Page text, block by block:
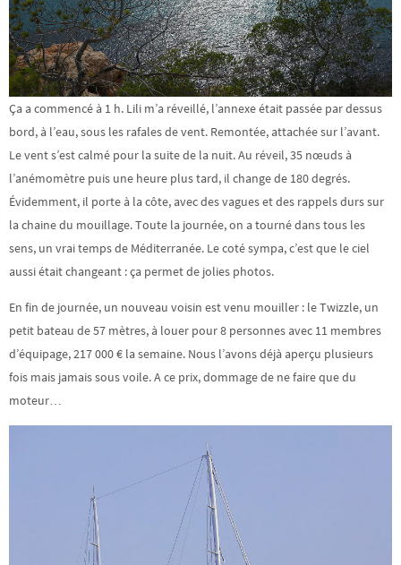
Ça a commencé à 1 h. Lili m’a réveillé, l’annexe était passée par dessus
bord, à l’eau, sous les rafales de vent. Remontée, attachée sur l’avant.
Le vent s’est calmé pour la suite de la nuit. Au réveil, 35 nœuds à
l’anémomètre puis une heure plus tard, il change de 180 degrés.
Évidemment, il porte à la côte, avec des vagues et des rappels durs sur
la chaine du mouillage. Toute la journée, on a tourné dans tous les
sens, un vrai temps de Méditerranée. Le coté sympa, c’est que le ciel
aussi était changeant : ça permet de jolies photos.
En fin de journée, un nouveau voisin est venu mouiller : le Twizzle, un
petit bateau de 57 mètres, à louer pour 8 personnes avec 11 membres
d’équipage, 217 000 € la semaine. Nous l’avons déjà aperçu plusieurs
fois mais jamais sous voile. A ce prix, dommage de ne faire que du
moteur…